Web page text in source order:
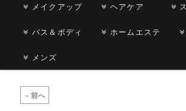
ー
メ
イ
ン
サ
ブ
コ
メイクアップ ヘアケア
バス＆ボディ ホームエステ
メンズ
稿
« 前へ